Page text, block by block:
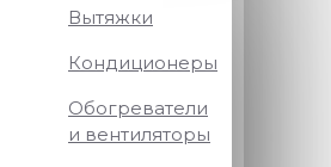
Вытяжки
Кондиционеры
Обогреватели
и вентиляторы